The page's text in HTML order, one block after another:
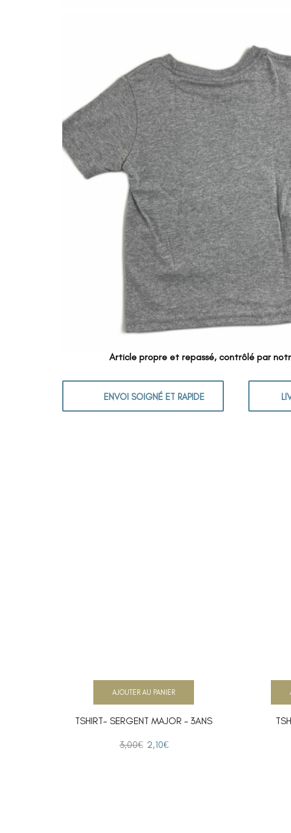
Article propre et repassé, contrôlé par
ENVOI SOIGNÉ ET RAPIDE
TSHIRT- SERGENT MAJOR – 3ANS
3,00€ 2,10€
AJOUTER AU PANIER